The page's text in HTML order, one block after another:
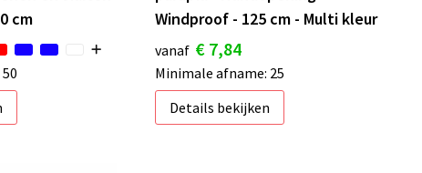
cm
Windproof - 125 cm - Multi kleur
vanaf € 7,84
Minimale afname: 25
Details bekijken